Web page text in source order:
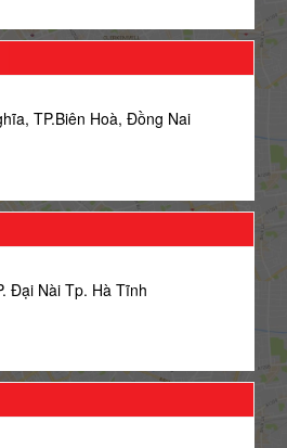
TP.Biên Hoà, Đồng Nai
Đại Nài Tp. Hà Tĩnh